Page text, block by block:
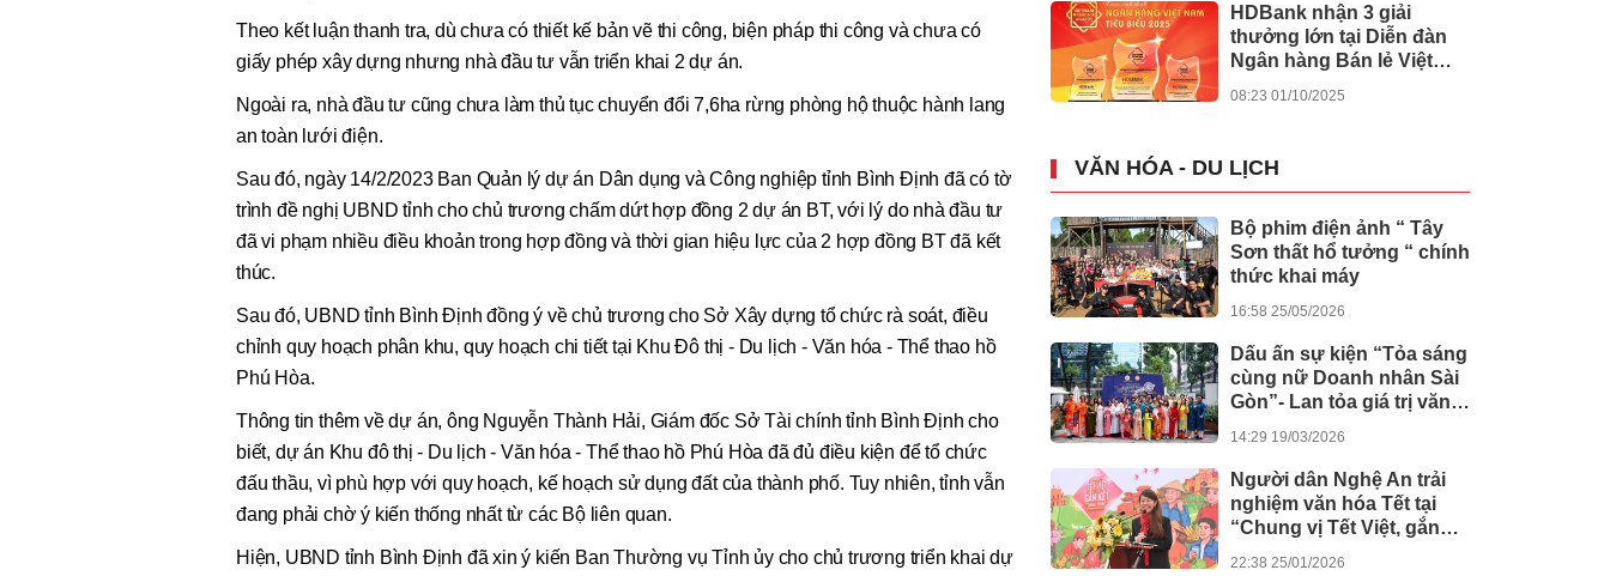
Theo kết luận thanh tra, dù chưa có thiết kế bản vẽ thi công, biện pháp thi công và chưa có
giấy phép xây dựng nhưng nhà đầu tư vẫn triển khai 2 dự án.
Ngoài ra, nhà đầu tư cũng chưa làm thủ tục chuyển đổi 7,6ha rừng phòng hộ thuộc hành lang
an toàn lưới điện.
Sau đó, ngày 14/2/2023 Ban Quản lý dự án Dân dụng và Công nghiệp tỉnh Bình Định đã có tờ
trình đề nghị UBND tỉnh cho chủ trương chấm dứt hợp đồng 2 dự án BT, với lý do nhà đầu tư
đã vi phạm nhiều điều khoản trong hợp đồng và thời gian hiệu lực của 2 hợp đồng BT đã kết
thúc.
Sau đó, UBND tỉnh Bình Định đồng ý về chủ trương cho Sở Xây dựng tổ chức rà soát, điều
chỉnh quy hoạch phân khu, quy hoạch chi tiết tại Khu Đô thị - Du lịch - Văn hóa - Thể thao hồ
Phú Hòa.
Thông tin thêm về dự án, ông Nguyễn Thành Hải, Giám đốc Sở Tài chính tỉnh Bình Định cho
biết, dự án Khu đô thị - Du lịch - Văn hóa - Thể thao hồ Phú Hòa đã đủ điều kiện để tổ chức
đấu thầu, vì phù hợp với quy hoạch, kế hoạch sử dụng đất của thành phố. Tuy nhiên, tỉnh vẫn
đang phải chờ ý kiến thống nhất từ các Bộ liên quan.
Hiện, UBND tỉnh Bình Định đã xin ý kiến Ban Thường vụ Tỉnh ủy cho chủ trương triển khai dự
HDBank nhận 3 giải
thưởng lớn tại Diễn đàn
Ngân hàng Bán lẻ Việt
08:23 01/10/2025
VĂN HÓA - DU LỊCH
Bộ phim điện ảnh “ Tây
Sơn thất hổ tưởng “ chính
thức khai máy
16:58 25/05/2026
Dấu ấn sự kiện “Tỏa sáng
cùng nữ Doanh nhân Sài
Gòn”- Lan tỏa giá trị văn
Chính phủ
14:29 19/03/2026
Người dân Nghệ An trải
nghiệm văn hóa Tết tại
“Chung vị Tết Việt, gắn
22:38 25/01/2026